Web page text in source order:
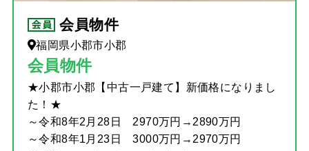
会員物件
福岡県小郡市小郡
会員物件
★小郡市小郡【中古一戸建て】新価格になりまし
た！★
～令和8年2月28日 2970万円→2890万円
～令和8年1月23日 3000万円→2970万円